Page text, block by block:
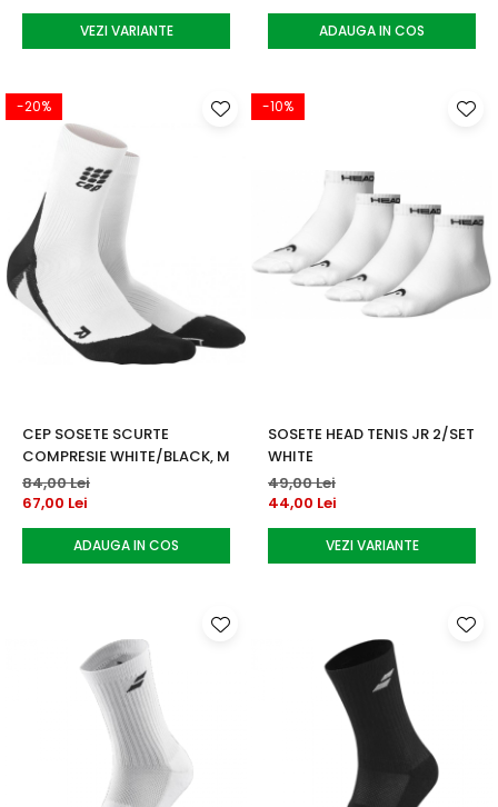
VEZI VARIANTE ADAUGA IN COS
-20%
CEP SOSETE SCURTE
COMPRESIE WHITE/BLACK, M
84,00 Lei
67,00 Lei
ADAUGA IN COS
-10%
SOSETE HEAD TENIS JR 2/SET
WHITE
49,00 Lei
44,00 Lei
VEZI VARIANTE